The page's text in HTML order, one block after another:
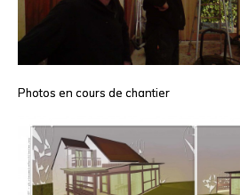
Photos en cours de chantier